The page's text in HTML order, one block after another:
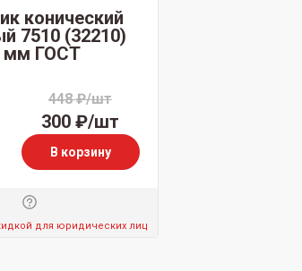
конический
7510 (32210)
мм ГОСТ
448 ₽/шт
300 ₽/шт
В корзину
для юридических лиц